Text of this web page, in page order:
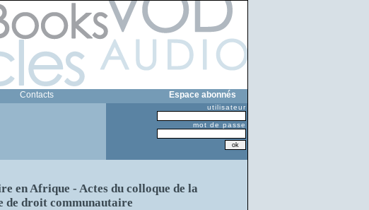
Contacts Espace abonnés
utilisateur
mot de passe
en Afrique - Actes du colloque de la
de droit communautaire